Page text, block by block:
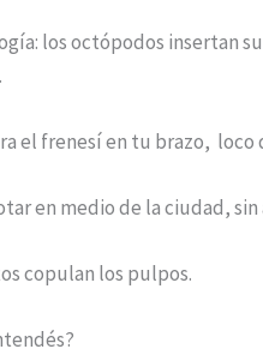
los octópodos insertan
el frenesí en tu brazo, loco
en medio de la ciudad,
copulan los pulpos.